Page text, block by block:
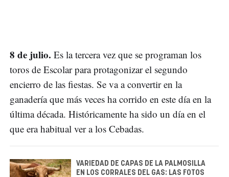
8 de julio. Es la tercera vez que se programan los
toros de Escolar para protagonizar el segundo
encierro de las fiestas. Se va a convertir en la
ganadería que más veces ha corrido en este día en la
última década. Históricamente ha sido un día en el
que era habitual ver a los Cebadas.
VARIEDAD DE CAPAS DE LA PALMOSILLA
EN LOS CORRALES DEL GAS: LAS FOTOS